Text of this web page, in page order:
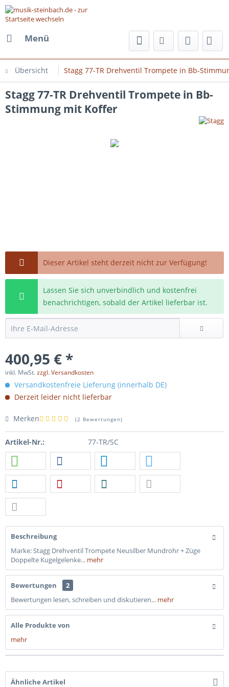
Menü
Übersicht Stagg 77-TR Drehventil Trompete in Bb-
Stagg 77-TR Drehventil Trompete in Bb-
Stimmung mit Koffer
Dieser Artikel steht derzeit nicht zur Verfügung!
Lassen Sie sich unverbindlich und kostenfrei
benachrichtigen, sobald der Artikel lieferbar ist.
400,95 € *
inkl. MwSt.zzgl. Versandkosten
Versandkostenfreie Lieferung (innerhalb DE)
Derzeit leider nicht lieferbar
Merken (2 Bewertungen)
Artikel-Nr.: 77-TR/SC
Beschreibung
Marke: Stagg Drehventil Trompete Neusilber Mundrohr + Züge
Doppelte Kugelgelenke... mehr
Bewertungen
2
Bewertungen lesen, schreiben und diskutieren... mehr
Alle Produkte von
mehr
Ähnliche Artikel